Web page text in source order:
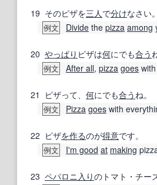
19 そのピザを三人 で分けなさい。
例文 Divide the pizza among
20 やっぱり ピザは何にでも合う
例文 After all, pizza goes
21 ピザって、 何にでも合う ね。
例文 Pizza goes with
22 ピザを作るのが得意です。
例文 I'm good at making
23 ペパロニ 入りのトマト・チー